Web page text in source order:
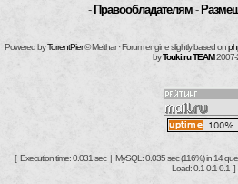
- Правообладателям -
Powered byTorrentPier© Meithar · Forum engine slightly based on
byTouki.ru TEAM2007-
[ Execution time: 0.031 sec | MySQL: 0.035 sec (116%) in 14
Load: 0.1 0.1 0.1 ]